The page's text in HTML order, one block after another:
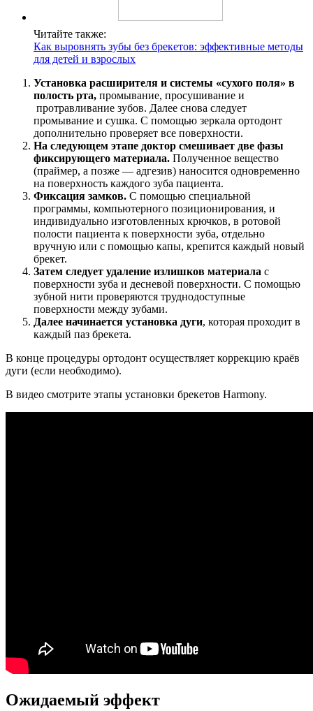
Читайте также:
Как выровнять зубы без брекетов: эффективные методы
для детей и взрослых
Установка расширителя и системы «сухого поля» в
полость рта, промывание, просушивание и
протравливание зубов. Далее снова следует
промывание и сушка. С помощью зеркала ортодонт
дополнительно проверяет все поверхности.
На следующем этапе доктор смешивает две фазы
фиксирующего материала. Полученное вещество
(праймер, а позже — адгезив) наносится одновременно
на поверхность каждого зуба пациента.
Фиксация замков. С помощью специальной
программы, компьютерного позиционирования, и
индивидуально изготовленных крючков, в ротовой
полости пациента к поверхности зуба, отдельно
вручную или с помощью капы, крепится каждый новый
брекет.
Затем следует удаление излишков материала с
поверхности зуба и десневой поверхности. С помощью
зубной нити проверяются труднодоступные
поверхности между зубами.
Далее начинается установка дуги, которая проходит в
каждый паз брекета.
В конце процедуры ортодонт осуществляет коррекцию краёв
дуги (если необходимо).
В видео смотрите этапы установки брекетов Harmony.
Ожидаемый эффект